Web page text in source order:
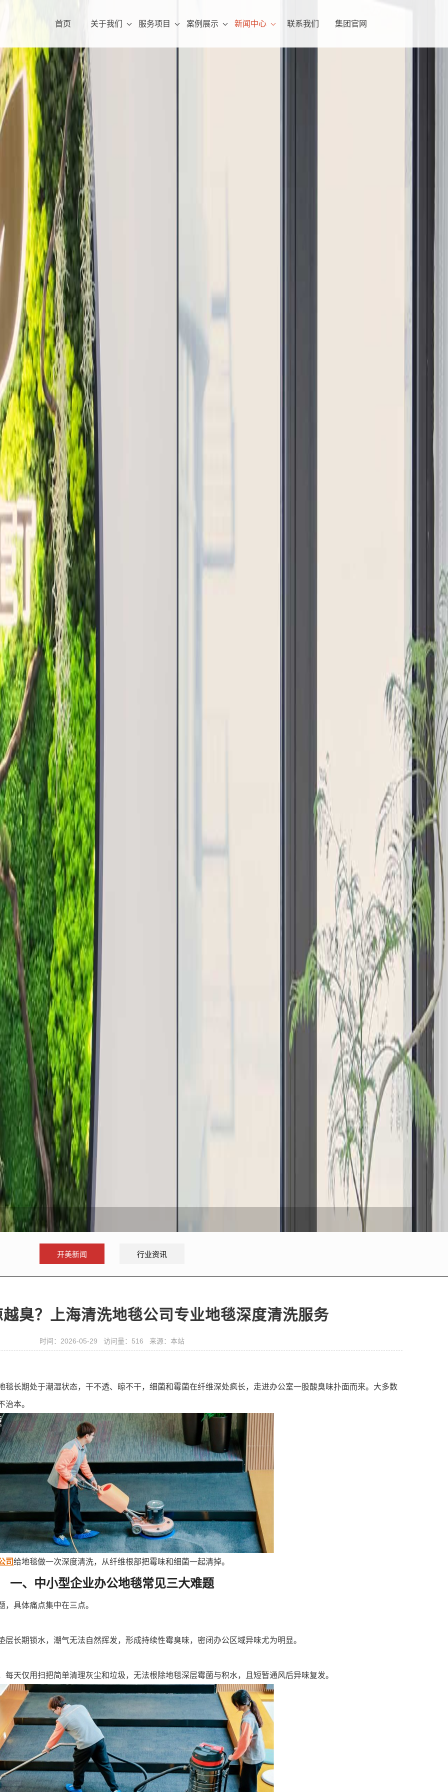
首页 关于我们 服务项目 案例展示 新闻中心 联系我们 集团官网
开美新闻 行业资讯
臭？上海清洗地毯公司专业地毯深度清洗服务
时间：2026-05-29 访问量：516 来源：本站
毯长期处于潮湿状态，干不透、晾不干，细菌和霉菌在纤维深处疯长，走进办公室一股酸臭味扑面而来。大多数
治本。
司给地毯做一次深度清洗，从纤维根部把霉味和细菌一起清掉。
一、中小型企业办公地毯常见三大难题
具体痛点集中在三点。
长期锁水，潮气无法自然挥发，形成持续性霉臭味，密闭办公区域异味尤为明显。
天仅用扫把简单清理灰尘和垃圾，无法根除地毯深层霉菌与积水，且短暂通风后异味复发。